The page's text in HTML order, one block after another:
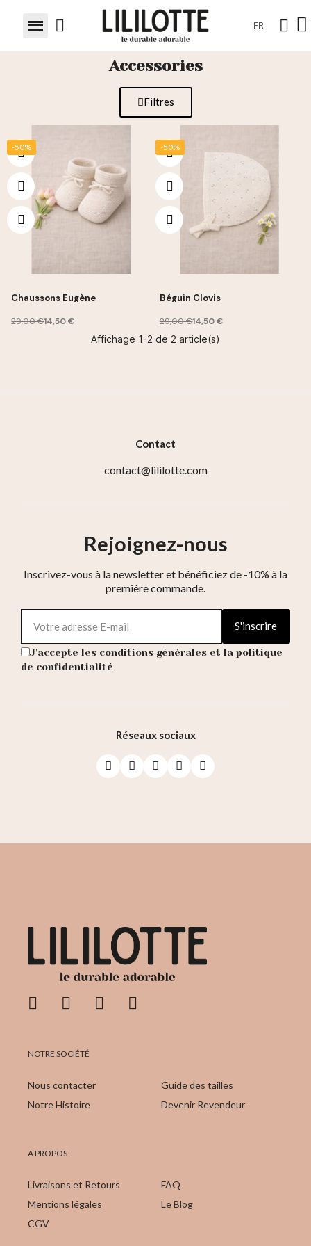
FR
Accessories
Filtres
-50%
Chaussons Eugène
29,00 €14,50 €
-50%
Béguin Clovis
29,00 €14,50 €
Affichage 1-2 de 2 article(s)
Contact
contact@lililotte.com
Rejoignez-nous
Inscrivez-vous à la newsletter et bénéficiez de -10% à la
première commande.
S'inscrire
J'accepte les conditions générales et la politique
de confidentialité
Réseaux sociaux
NOTRE SOCIÉTÉ
Nous contacter
Notre Histoire
Guide des tailles
Devenir Revendeur
A PROPOS
Livraisons et Retours
Mentions légales
CGV
FAQ
Le Blog